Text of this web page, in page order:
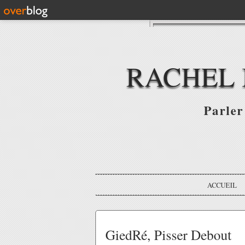
RACHEL
ACCUEIL
GiedRé, Pisser Debout